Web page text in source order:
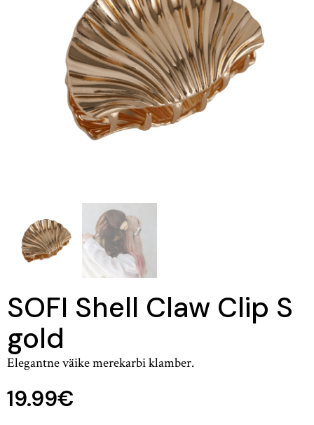
SOFI Shell Claw Clip S
gold
Elegantne väike merekarbi klamber.
19.99€